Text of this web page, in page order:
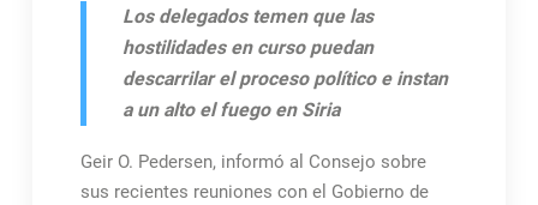
Los delegados temen que las
hostilidades en curso puedan
descarrilar el proceso político e instan
a un alto el fuego en Siria
Geir O. Pedersen, informó al Consejo sobre
sus recientes reuniones con el Gobierno de